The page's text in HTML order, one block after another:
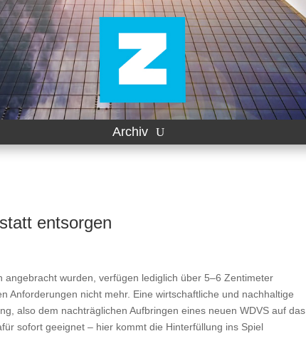
Archiv
entsorgen
wurden, verfügen lediglich über 5–6 Zentimeter
Anforderungen nicht mehr. Eine wirtschaftliche und nachhaltige
also dem nachträglichen Aufbringen eines neuen WDVS auf das
sofort geeignet – hier kommt die Hinterfüllung ins Spiel